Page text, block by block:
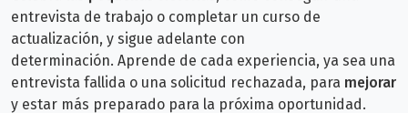
entrevista de trabajo o completar un curso de
actualización, y sigue adelante con
determinación. Aprende de cada experiencia, ya sea una
entrevista fallida o una solicitud rechazada, para mejorar
y estar más preparado para la próxima oportunidad.